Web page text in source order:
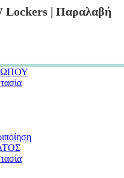
Lockers | Παραλαβή